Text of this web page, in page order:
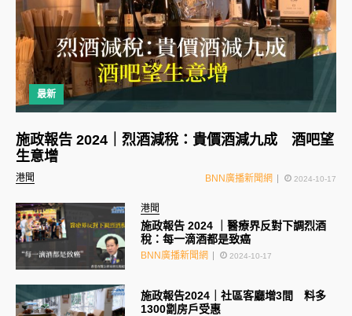
最新
港聞
施政報告 2024｜烈酒減稅：貴價酒減九成 酒吧望
生意增
BNN廣播新聞網 2024-10-17
港聞
施政報告 2024 ｜醫療界反對下調烈酒
稅：每一滴酒都是致癌
BNN廣播新聞網 2024-10-17
施政報告2024｜社區客廳增3間 料多
1300劏房戶受惠